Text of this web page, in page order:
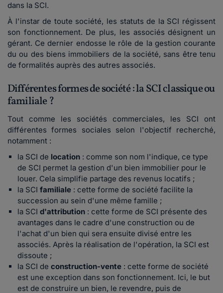
dans la SCI.
À l'instar de toute société, les statuts de la SCI régissent
son fonctionnement. De plus, les associés désignent un
gérant. Ce dernier endosse le rôle de la gestion courante
du ou des biens immobiliers de la société, sans être tenu
de formalités auprès des autres associés.
Différentes formes de société : la SCI classique ou
familiale ?
Tout comme les sociétés commerciales, les SCI ont
différentes formes sociales selon l'objectif recherché,
notamment :
la SCI de location : comme son nom l'indique, ce type
de SCI permet la gestion d'un bien immobilier pour le
louer. Cela simplifie partage des revenus locatifs ;
la SCI familiale : cette forme de société facilite la
succession au sein d'une même famille ;
la SCI d'attribution : cette forme de SCI présente des
avantages dans le cadre d'une construction ou de
l'achat d'un bien qui sera ensuite divisé entre les
associés. Après la réalisation de l'opération, la SCI est
dissoute ;
la SCI de construction-vente : cette forme de société
est une exception dans son fonctionnement. Ici, le but
est de construire un bien, le revendre, puis de